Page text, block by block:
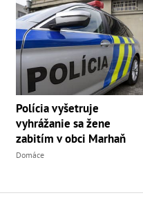
Polícia vyšetruje
vyhrážanie sa žene
zabitím v obci Marhaň
Domáce